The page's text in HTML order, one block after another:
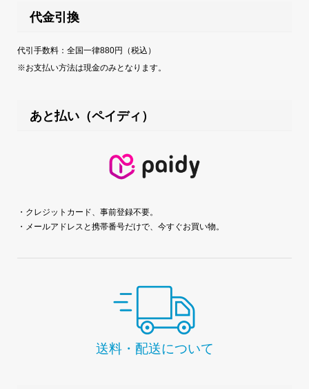
代金引換
代引手数料：全国一律880円（税込）
※お支払い方法は現金のみとなります。
あと払い（ペイディ）
・クレジットカード、事前登録不要。
・メールアドレスと携帯番号だけで、今すぐお買い物。
送料・配送について